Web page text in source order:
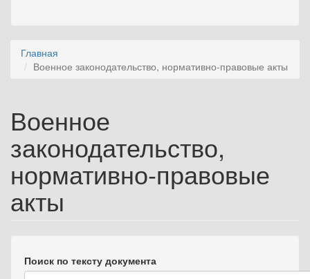
Главная
Военное законодательство, нормативно-правовые акты
Военное
законодательство,
нормативно-правовые
акты
Поиск по тексту документа